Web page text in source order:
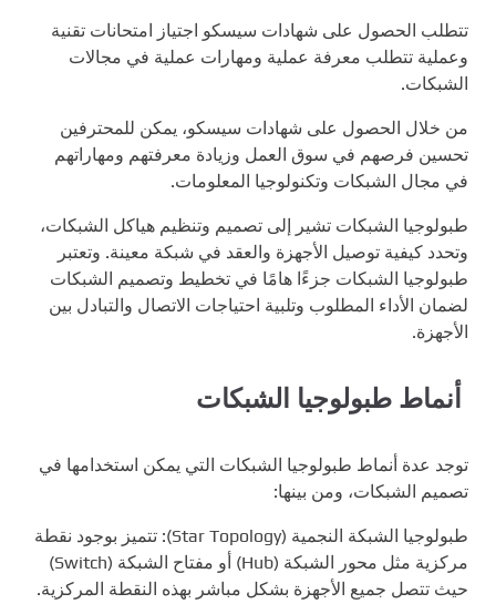
تتطلب الحصول على شهادات سيسكو اجتياز امتحانات تقنية
وعملية تتطلب معرفة عملية ومهارات عملية في مجالات
الشبكات.
من خلال الحصول على شهادات سيسكو، يمكن للمحترفين
تحسين فرصهم في سوق العمل وزيادة معرفتهم ومهاراتهم
في مجال الشبكات وتكنولوجيا المعلومات.
طبولوجيا الشبكات تشير إلى تصميم وتنظيم هياكل الشبكات،
وتحدد كيفية توصيل الأجهزة والعقد في شبكة معينة. وتعتبر
طبولوجيا الشبكات جزءًا هامًا في تخطيط وتصميم الشبكات
لضمان الأداء المطلوب وتلبية احتياجات الاتصال والتبادل بين
الأجهزة.
أنماط طبولوجيا الشبكات
توجد عدة أنماط طبولوجيا الشبكات التي يمكن استخدامها في
تصميم الشبكات، ومن بينها:
طبولوجيا الشبكة النجمية (Star Topology): تتميز بوجود نقطة
مركزية مثل محور الشبكة (Hub) أو مفتاح الشبكة (Switch)
حيث تتصل جميع الأجهزة بشكل مباشر بهذه النقطة المركزية.